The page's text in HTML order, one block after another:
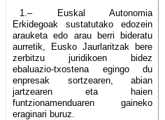
1.– Euskal Autonomia
Erkidegoak sustatutako edozein
arauketa edo arau berri bideratu
aurretik, Eusko Jaurlaritzak bere
zerbitzu juridikoen bidez
ebaluazio-txostena egingo du
enpresak sortzearen, abian
jartzearen eta haien
funtzionamenduaren gaineko
eraginari buruz.